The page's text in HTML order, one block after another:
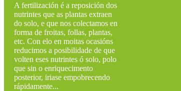
A fertilización é a reposición dos
nutrintes que as plantas extraen
do solo, e que nos colectamos en
forma de froitas, follas, plantas,
etc. Con elo en moitas ocasións
reducimos a posibilidade de que
volten eses nutrintes ó solo, polo
que sin o enriquecimento
posterior, iriase empobrecendo
rápidamente...